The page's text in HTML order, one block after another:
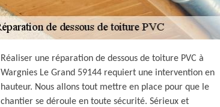
Réaliser une réparation de dessous de toiture PVC à
Wargnies Le Grand 59144 requiert une intervention en
hauteur. Nous allons tout mettre en place pour que le
chantier se déroule en toute sécurité. Sérieux et